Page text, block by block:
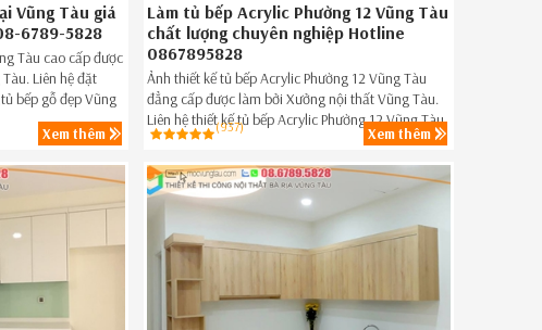
Vũng Tàu giá
6789-5828
Tàu cao cấp được
Liên hệ đặt
bếp gỗ đẹp Vũng
Xem thêm
Làm tủ bếp Acrylic Phường 12 Vũng Tàu
chất lượng chuyên nghiệp Hotline
0867895828
Ảnh thiết kế tủ bếp Acrylic Phường 12 Vũng Tàu
đẳng cấp được làm bởi Xưởng nội thất Vũng Tàu.
Liên hệ thiết kế tủ bếp Acrylic Phường 12 Vũng Tàu
đẹp,tủ bếp Acrylic giá rẻ Phường 12 Vũng Tàu ngay
hôm nay SĐT 0867895828.
(937) Xem thêm